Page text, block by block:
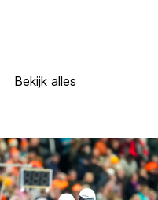
Bekijk alles